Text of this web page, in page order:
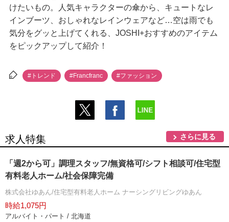
けたいもの。人気キャラクターの傘から、キュートなレ
インブーツ、おしゃれなレインウェアなど…空は雨でも
気分をグッと上げてくれる、JOSHI+おすすめのアイテム
をピックアップして紹介！
#トレンド #Francfranc #ファッション
求人特集 さらに見る
「週2から可」調理スタッフ/無資格可/シフト相談可/住宅型
有料老人ホーム/社会保障完備
株式会社ゆあん/住宅型有料老人ホーム ナーシングリビングゆあん
時給1,075円
アルバイト・パート / 北海道